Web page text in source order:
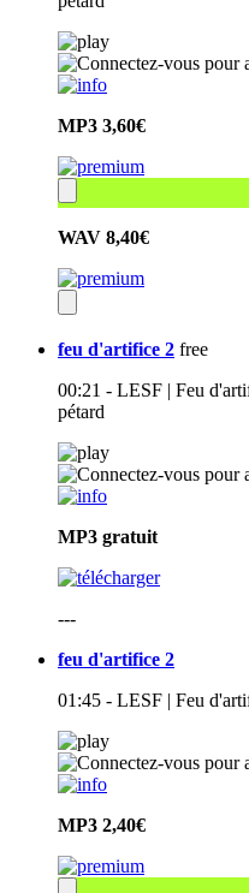
MP3 3,60€
WAV 8,40€
feu d'artifice 2 free
00:21 - LESF | Feu
pétard
MP3 gratuit
---
feu d'artifice 2
01:45 - LESF | Feu
MP3 2,40€